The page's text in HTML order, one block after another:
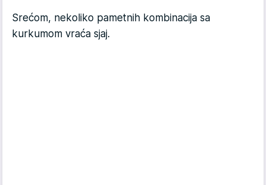
Srećom, nekoliko pametnih kombinacija sa
kurkumom vraća sjaj.